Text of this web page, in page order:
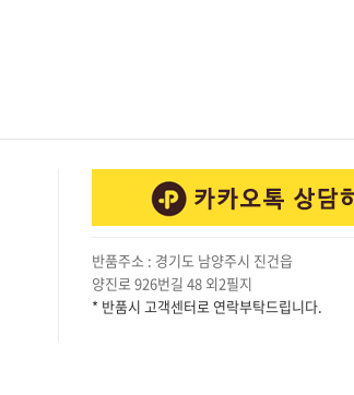
반품주소 : 경기도 남양주시 진건읍
양진로 926번길 48 외2필지
* 반품시 고객센터로 연락부탁드립니다.